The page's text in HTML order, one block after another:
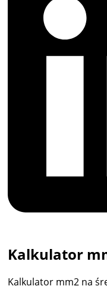
Kalkulator
Kalkulator mm2 na